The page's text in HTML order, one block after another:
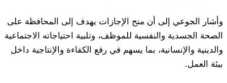
وأشار الجوعي إلى أن منح الإجازات يهدف إلى المحافظة على
الصحة الجسدية والنفسية للموظف، وتلبية احتياجاته الاجتماعية
والدينية والإنسانية، بما يسهم في رفع الكفاءة والإنتاجية داخل
بيئة العمل.